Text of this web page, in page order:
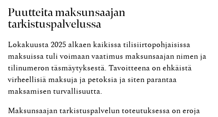
Puutteita maksunsaajan
tarkistuspalvelussa
Lokakuusta 2025 alkaen kaikissa tilisiirtopohjaisissa
maksuissa tuli voimaan vaatimus maksunsaajan nimen ja
tilinumeron täsmäytyksestä. Tavoitteena on ehkäistä
virheellisiä maksuja ja petoksia ja siten parantaa
maksamisen turvallisuutta.
Maksunsaajan tarkistuspalvelun toteutuksessa on eroja